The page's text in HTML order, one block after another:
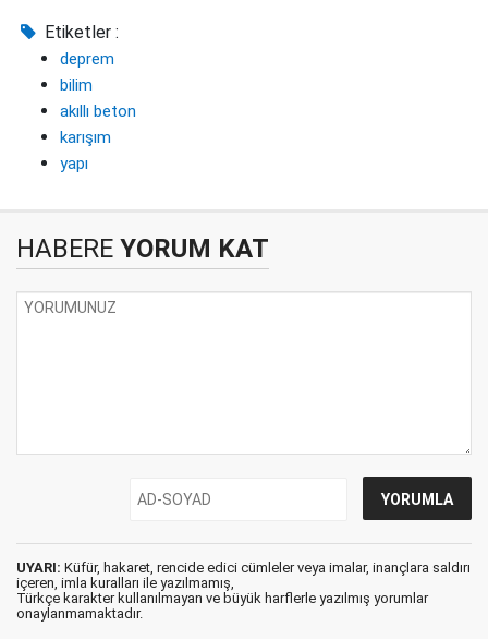
Etiketler :
deprem
bilim
akıllı beton
karışım
yapı
HABERE YORUM KAT
UYARI: Küfür, hakaret, rencide edici cümleler veya imalar, inançlara saldırı
içeren, imla kuralları ile yazılmamış,
Türkçe karakter kullanılmayan ve büyük harflerle yazılmış yorumlar
onaylanmamaktadır.